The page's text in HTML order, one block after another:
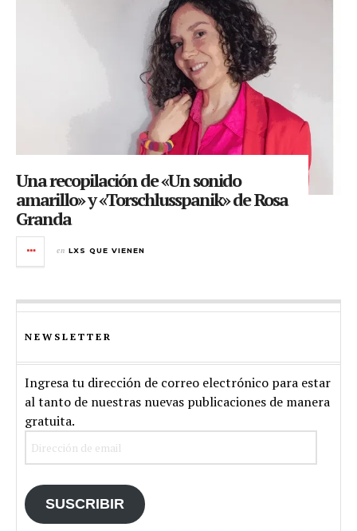
Una recopilación de «Un sonido
amarillo» y «Torschlusspanik» de Rosa
Granda
en LXS QUE VIENEN
NEWSLETTER
Ingresa tu dirección de correo electrónico para estar
al tanto de nuestras nuevas publicaciones de manera
gratuita.
SUSCRIBIR